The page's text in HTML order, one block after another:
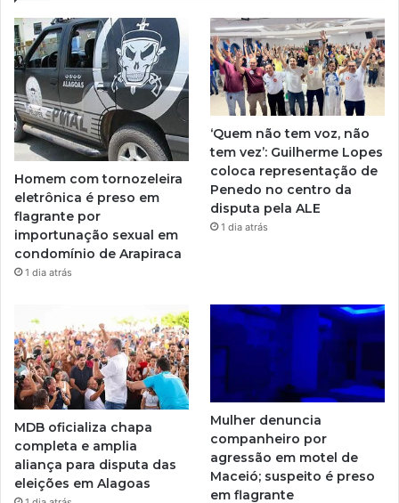
Homem com tornozeleira
eletrônica é preso em
flagrante por
importunação sexual em
condomínio de Arapiraca
1 dia atrás
‘Quem não tem voz, não
tem vez’: Guilherme Lopes
coloca representação de
Penedo no centro da
disputa pela ALE
1 dia atrás
MDB oficializa chapa
completa e amplia
aliança para disputa das
eleições em Alagoas
Mulher denuncia
companheiro por
agressão em motel de
Maceió; suspeito é preso
em flagrante